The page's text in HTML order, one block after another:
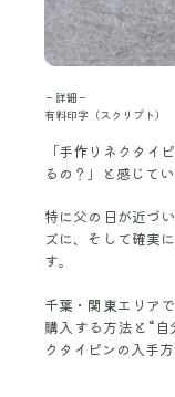
－詳細－
有料印字（スクリプト）
「手作りネクタイ
るの？」と感じて
特に父の日が近づ
ズに、そして確実
す。
千葉・関東エリア
購入する方法と“
クタイピンの入手